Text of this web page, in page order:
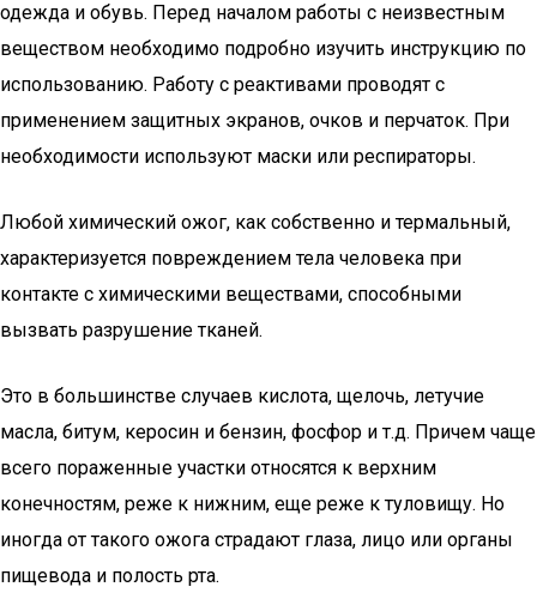
одежда и обувь. Перед началом работы с неизвестным
веществом необходимо подробно изучить инструкцию по
использованию. Работу с реактивами проводят с
применением защитных экранов, очков и перчаток. При
необходимости используют маски или респираторы.
Любой химический ожог, как собственно и термальный,
характеризуется повреждением тела человека при
контакте с химическими веществами, способными
вызвать разрушение тканей.
Это в большинстве случаев кислота, щелочь, летучие
масла, битум, керосин и бензин, фосфор и т.д. Причем чаще
всего пораженные участки относятся к верхним
конечностям, реже к нижним, еще реже к туловищу. Но
иногда от такого ожога страдают глаза, лицо или органы
пищевода и полость рта.